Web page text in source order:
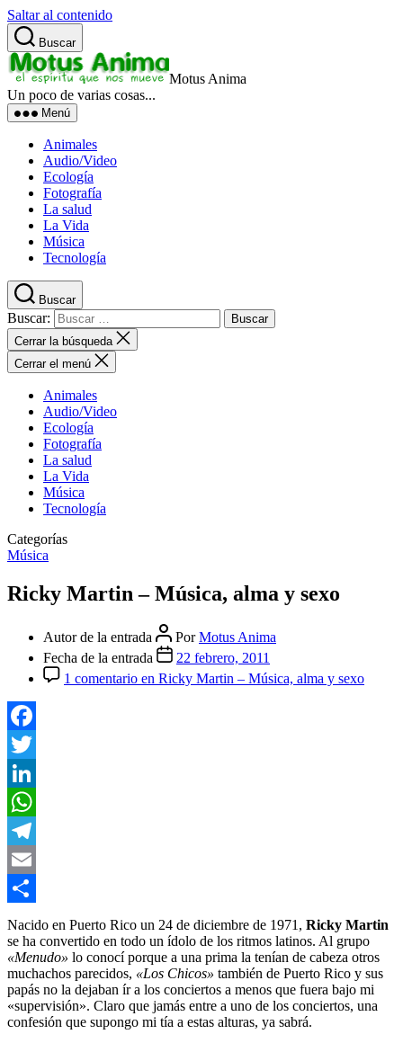
Saltar al contenido
Buscar
Motus Anima
Un poco de varias cosas...
Menú
Animales
Audio/Video
Ecología
Fotografía
La salud
La Vida
Música
Tecnología
Buscar
Buscar:
Cerrar la búsqueda
Cerrar el menú
Animales
Audio/Video
Ecología
Fotografía
La salud
La Vida
Música
Tecnología
Categorías
Música
Ricky Martin – Música, alma y sexo
Autor de la entrada PorMotus Anima
Fecha de la entrada
22 febrero, 2011
1 comentario en Ricky Martin – Música, alma y sexo
Facebook
Twitter
LinkedIn
WhatsApp
Telegram
Email
Compartir
Nacido en Puerto Rico un 24 de diciembre de 1971, Ricky Martin
se ha convertido en todo un ídolo de los ritmos latinos. Al grupo
«Menudo» lo conocí porque a una prima la tenían de cabeza otros
muchachos parecidos, «Los Chicos» también de Puerto Rico y sus
papás no la dejaban ír a los conciertos a menos que fuera bajo mi
«supervisión». Claro que jamás entre a uno de los conciertos, una
confesión que supongo mi tía a estas alturas, ya sabrá.